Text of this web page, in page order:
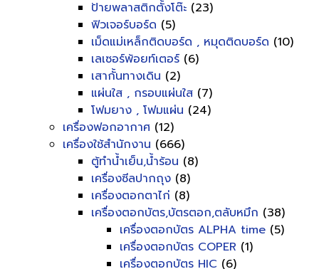
ป้ายพลาสติกตั้งโต๊ะ (23)
ฟิวเจอร์บอร์ด (5)
เม็ดแม่เหล็กติดบอร์ด , หมุดติดบอร์ด (10)
เลเซอร์พ้อยท์เตอร์ (6)
เสากั้นทางเดิน (2)
แผ่นใส , กรอบแผ่นใส (7)
โฟมยาง , โฟมแผ่น (24)
เครื่องฟอกอากาศ (12)
เครื่องใช้สำนักงาน (666)
ตู้ทำน้ำเย็น,น้ำร้อน (8)
เครื่องซีลปากถุง (8)
เครื่องตอกตาไก่ (8)
เครื่องตอกบัตร,บัตรตอก,ตลับหมึก (38)
เครื่องตอกบัตร ALPHA time (5)
เครื่องตอกบัตร COPER (1)
เครื่องตอกบัตร HIC (6)